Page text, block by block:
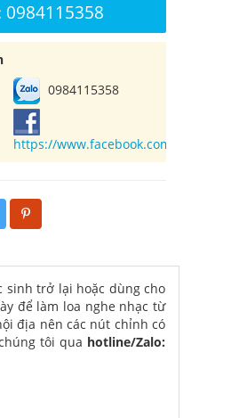
0984115358
0984115358
https://www.facebook.com/
sinh trở lại hoặc dùng cho
để làm loa nghe nhạc từ
địa nên các nút chỉnh có
tôi qua hotline/Zalo: